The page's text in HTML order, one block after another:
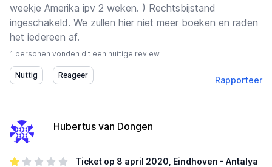
weekje Amerika ipv 2 weken. ) Rechtsbijstand
ingeschakeld. We zullen hier niet meer boeken en raden
het iedereen af.
1 personen vonden dit een nuttige review
Rapporteer
Hubertus van Dongen
Ticket op 8 april 2020, Eindhoven - Antalya